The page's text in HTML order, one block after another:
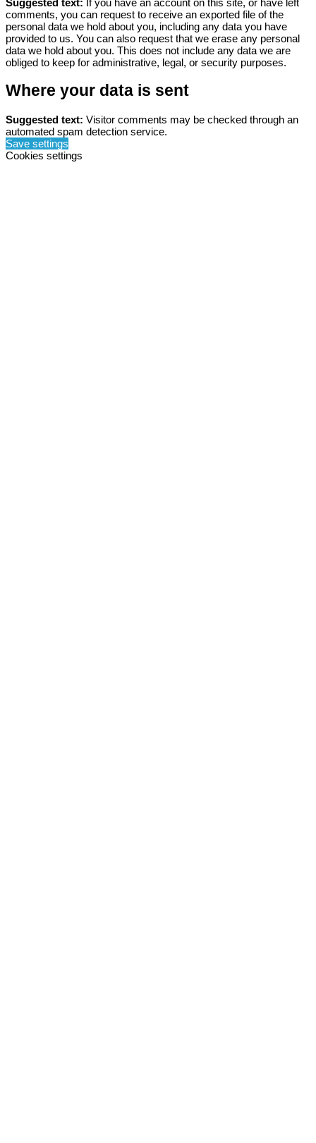
Suggested text: If you have an account on this site, or have left
comments, you can request to receive an exported file of the
personal data we hold about you, including any data you have
provided to us. You can also request that we erase any personal
data we hold about you. This does not include any data we are
obliged to keep for administrative, legal, or security purposes.
Where your data is sent
Suggested text: Visitor comments may be checked through an
automated spam detection service.
Save settings
Cookies settings